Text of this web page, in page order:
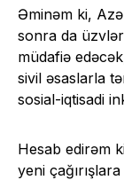
Əminəm ki,
sonra da
müdafiə
sivil əsaslarla
sosial-iqtisadi
Hesab edirəm
yeni